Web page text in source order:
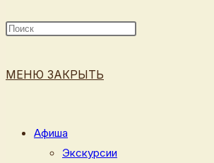
МЕНЮ ЗАКРЫТЬ
Афиша
Экскурсии